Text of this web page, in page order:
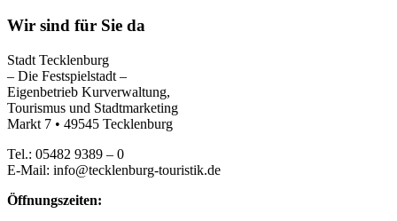
Wir sind für Sie da
Stadt Tecklenburg
– Die Festspielstadt –
Eigenbetrieb Kurverwaltung,
Tourismus und Stadtmarketing
Markt 7 • 49545 Tecklenburg
Tel.: 05482 9389 – 0
E-Mail: info@tecklenburg-touristik.de
Öffnungszeiten: